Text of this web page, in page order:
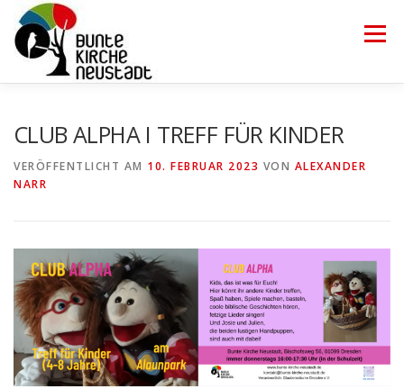
Inhalt
springen
Menü
CLUB ALPHA I TREFF FÜR KINDER
VERÖFFENTLICHT AM 10. FEBRUAR 2023 VON ALEXANDER
NARR